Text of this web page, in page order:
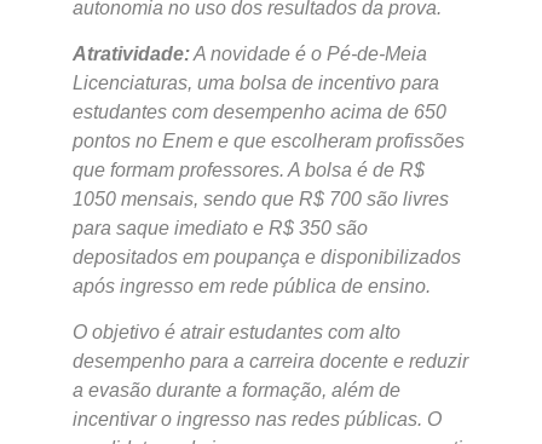
autonomia no uso dos resultados da prova.
Atratividade:A novidade é o Pé-de-Meia
Licenciaturas, uma bolsa de incentivo para
estudantes com desempenho acima de 650
pontos no Enem e que escolheram profissões
que formam professores. A bolsa é de R$
1050 mensais, sendo que R$ 700 são livres
para saque imediato e R$ 350 são
depositados em poupança e disponibilizados
após ingresso em rede pública de ensino.
O objetivo é atrair estudantes com alto
desempenho para a carreira docente e reduzir
a evasão durante a formação, além de
incentivar o ingresso nas redes públicas. O